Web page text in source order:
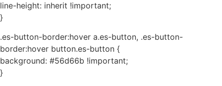
line-height: inherit !important;
}
.es-button-border:hover a.es-button, .es-button-
border:hover button.es-button {
background: #56d66b !important;
}